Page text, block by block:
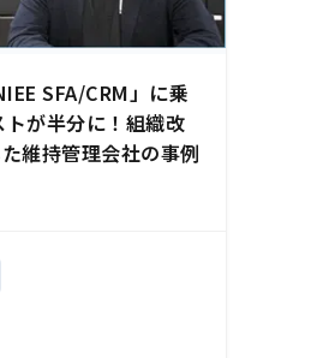
SFA/CRM」に乗
が半分に！組織改
維持管理会社の事例